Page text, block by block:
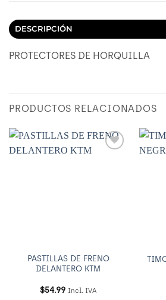
DESCRIPCIÓN
PROTECTORES DE HORQUILLA
PRODUCTOS RELACIONADOS
PASTILLAS DE FRENO
DELANTERO KTM
$54.99 Incl. IVA